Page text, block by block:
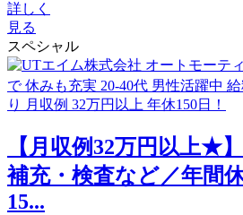
詳しく
見る
スペシャル
【月収例32万円以上★
補充・検査など／年間
15...